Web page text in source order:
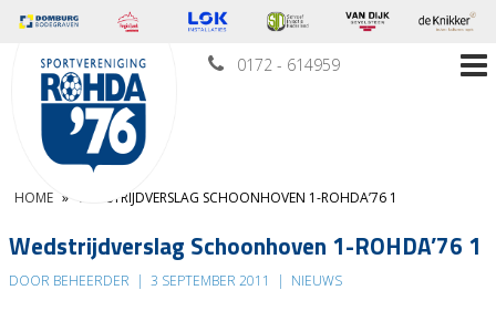
0172 - 614959
HOME » WEDSTRIJDVERSLAG SCHOONHOVEN 1-ROHDA’76 1
Wedstrijdverslag Schoonhoven 1-ROHDA’76 1
DOOR BEHEERDER | 3 SEPTEMBER 2011 | NIEUWS